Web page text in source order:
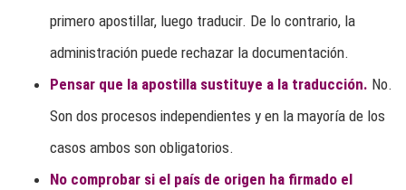
primero apostillar, luego traducir. De lo contrario, la
administración puede rechazar la documentación.
Pensar que la apostilla sustituye a la traducción. No.
Son dos procesos independientes y en la mayoría de los
casos ambos son obligatorios.
No comprobar si el país de origen ha firmado el